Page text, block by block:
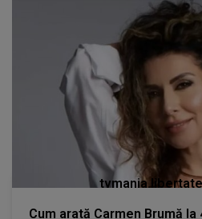
Cum arată Carmen Brumă la